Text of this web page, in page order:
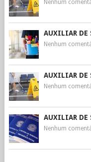
Nenhum
AUXILIAR DE
Nenhum
AUXILIAR DE
Nenhum
AUXILIAR DE
Nenhum